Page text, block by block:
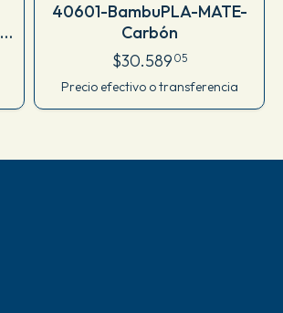
40601-BambuPLA-MATE-
Carbón
$30.589 05
Precio efectivo o transferencia